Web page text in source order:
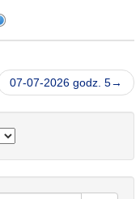
07-07-2026 godz. 5→